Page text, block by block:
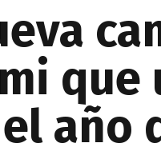
que
año